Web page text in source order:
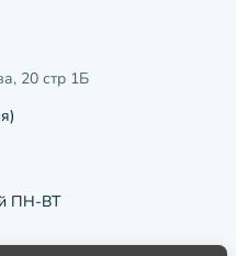
20 стр 1Б
ПН-ВТ